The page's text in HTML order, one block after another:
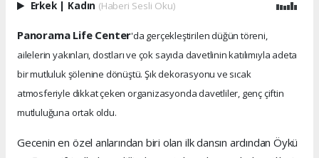
Erkek | Kadın (Haberi Sesli Oku)
Panorama Life Center'da gerçekleştirilen düğün töreni,
ailelerin yakınları, dostları ve çok sayıda davetlinin katılımıyla adeta
bir mutluluk şölenine dönüştü. Şık dekorasyonu ve sıcak
atmosferiyle dikkat çeken organizasyonda davetliler, genç çiftin
mutluluğuna ortak oldu.
Gecenin en özel anlarından biri olan ilk dansın ardından Öykü